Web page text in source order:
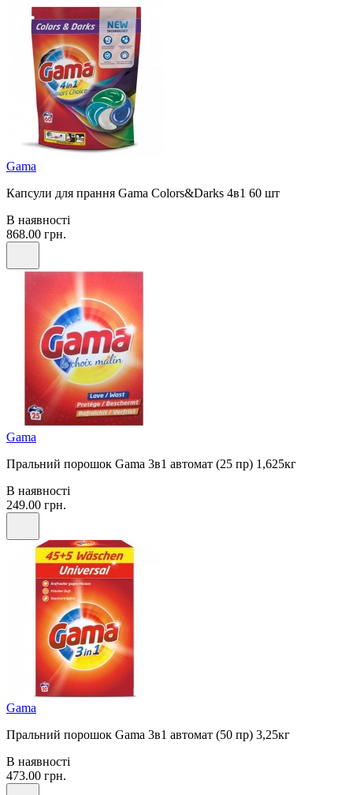
Gama
Капсули для прання Gama Colors&Darks 4в1 60 шт
В наявності
868.00 грн.
Gama
Пральний порошок Gama 3в1 автомат (25 пр) 1,625кг
В наявності
249.00 грн.
Gama
Пральний порошок Gama 3в1 автомат (50 пр) 3,25кг
В наявності
473.00 грн.